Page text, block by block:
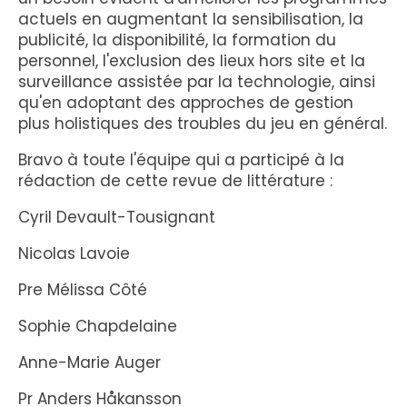
actuels en augmentant la sensibilisation, la
publicité, la disponibilité, la formation du
personnel, l'exclusion des lieux hors site et la
surveillance assistée par la technologie, ainsi
qu'en adoptant des approches de gestion
plus holistiques des troubles du jeu en général.
Bravo à toute l'équipe qui a participé à la
rédaction de cette revue de littérature :
Cyril Devault-Tousignant
Nicolas Lavoie
Pre Mélissa Côté
Sophie Chapdelaine
Anne-Marie Auger
Pr Anders Håkansson